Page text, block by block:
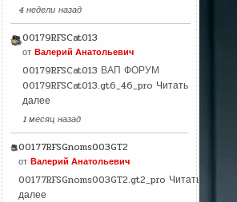
4 недели назад
00179RFSCat013
от Валерий Анатольевич
00179RFSCat013 ВАП ФОРУМ
00179RFSCat013.gt6_46_pro Читать
далее
1 месяц назад
00177RFSGnoms003GT2
от Валерий Анатольевич
00177RFSGnoms003GT2.gt2_pro Читать
далее